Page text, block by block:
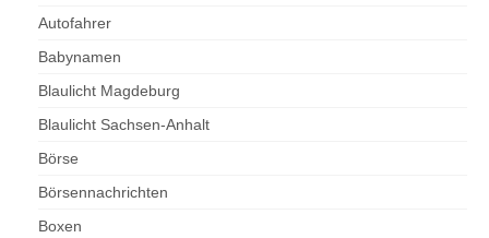
Autofahrer
Babynamen
Blaulicht Magdeburg
Blaulicht Sachsen-Anhalt
Börse
Börsennachrichten
Boxen